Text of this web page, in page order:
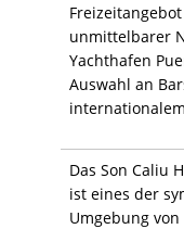
unmittelbarer
Yachthafen
Auswahl an
Das Son Caliu
ist eines der
Umgebung